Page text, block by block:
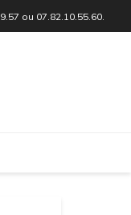
ou 07.82.10.55.60.